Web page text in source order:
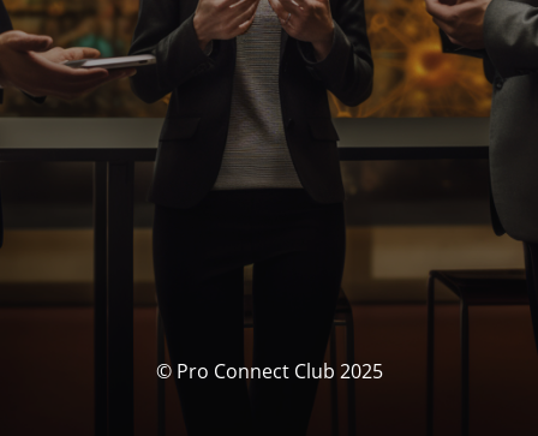
© Pro Connect Club 2025